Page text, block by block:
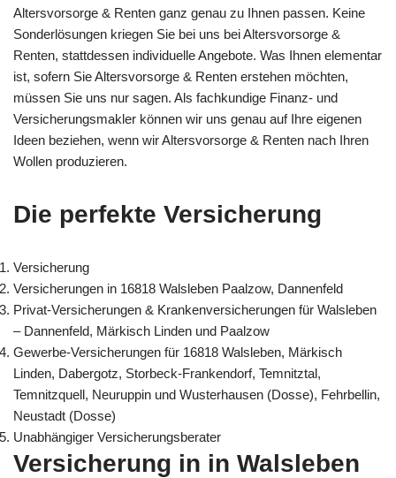
Altersvorsorge & Renten ganz genau zu Ihnen passen. Keine
Sonderlösungen kriegen Sie bei uns bei Altersvorsorge &
Renten, stattdessen individuelle Angebote. Was Ihnen elementar
ist, sofern Sie Altersvorsorge & Renten erstehen möchten,
müssen Sie uns nur sagen. Als fachkundige Finanz- und
Versicherungsmakler können wir uns genau auf Ihre eigenen
Ideen beziehen, wenn wir Altersvorsorge & Renten nach Ihren
Wollen produzieren.
Die perfekte Versicherung
Versicherung
Versicherungen in 16818 Walsleben Paalzow, Dannenfeld
Privat-Versicherungen & Krankenversicherungen für Walsleben
– Dannenfeld, Märkisch Linden und Paalzow
Gewerbe-Versicherungen für 16818 Walsleben, Märkisch
Linden, Dabergotz, Storbeck-Frankendorf, Temnitztal,
Temnitzquell, Neuruppin und Wusterhausen (Dosse), Fehrbellin,
Neustadt (Dosse)
Unabhängiger Versicherungsberater
Versicherung in in Walsleben